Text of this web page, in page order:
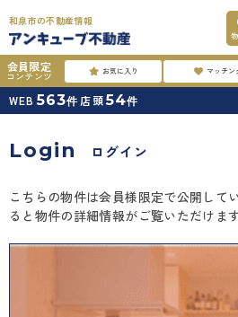
和泉市の不動産情報
会員限定
コンテンツ お気に入り マッチン
WEB 563件 店頭54件
Login ログイン
こちらの物件は会員様限定で公開して
ると物件の詳細情報がご覧いただけます